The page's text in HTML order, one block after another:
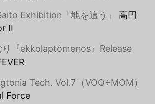
Exhibition「地を這う」
高円
II
り『ekkolaptómenos』Release
Tech. Vol.7（VOQ÷MOM）
Force